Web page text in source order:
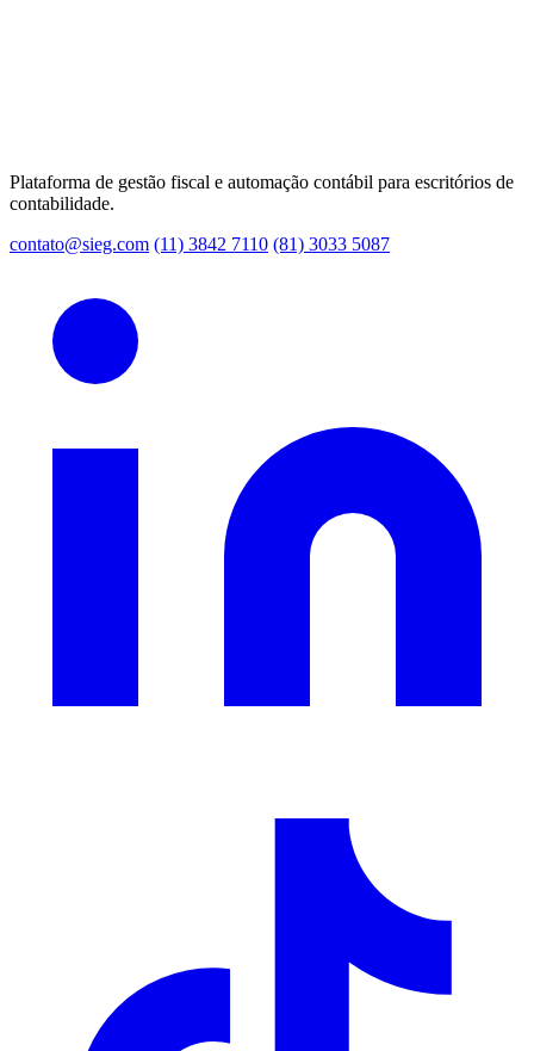
Plataforma de gestão fiscal e automação contábil para escritórios de
contabilidade.
contato@sieg.com (11) 3842 7110 (81) 3033 5087